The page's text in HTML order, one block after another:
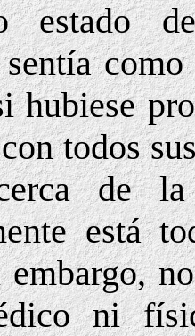
estado
hubiese
todos
de
está
ni